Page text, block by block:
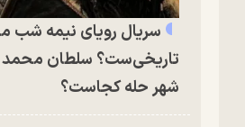
سریال رویای نیمه شب
تاریخی‌ست؟ سلطان محمد
شهر حله کجاست؟